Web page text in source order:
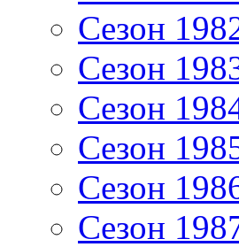
Сезон
Сезон
Сезон
Сезон
Сезон
Сезон